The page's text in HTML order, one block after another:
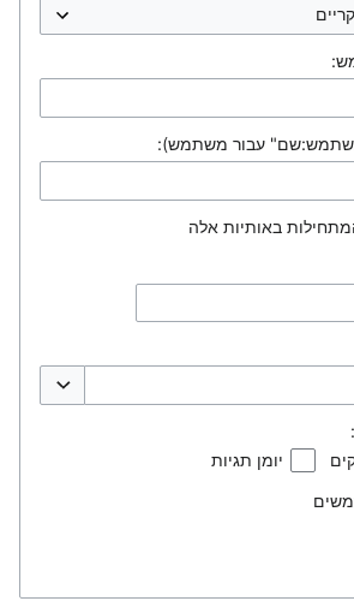
עבור משתמש):
באותיות אלה
יומן תגיות